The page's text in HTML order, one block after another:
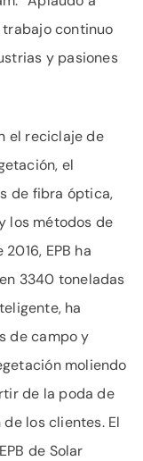
trabajo continuo
y pasiones
el reciclaje de
el
de fibra óptica,
los métodos de
EPB ha
3340 toneladas
ha
de campo y
moliendo
de la poda de
los clientes. El
de Solar